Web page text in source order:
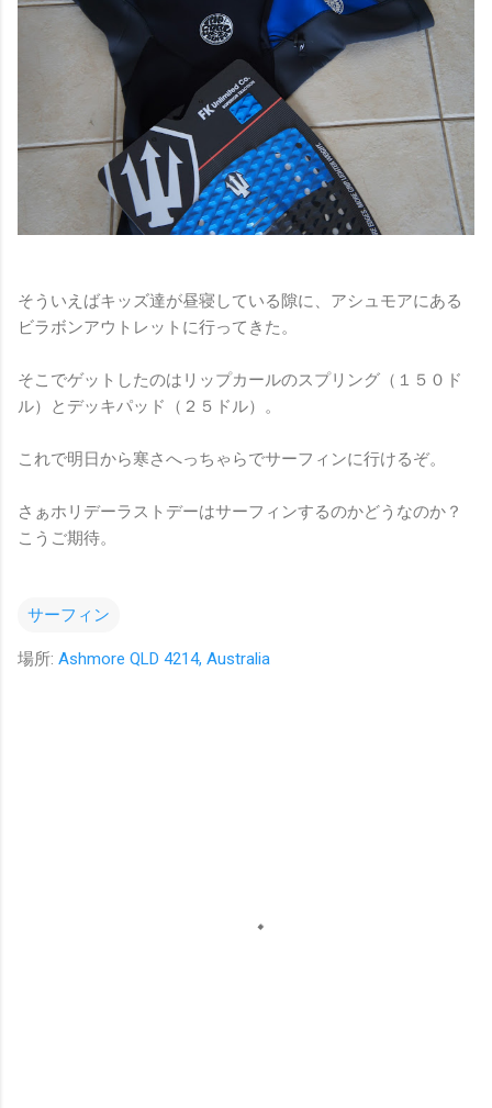
そういえばキッズ達が昼寝している隙に、アシュモアにある
ビラボンアウトレットに行ってきた。
そこでゲットしたのはリップカールのスプリング（１５０ド
ル）とデッキパッド（２５ドル）。
これで明日から寒さへっちゃらでサーフィンに行けるぞ。
さぁホリデーラストデーはサーフィンするのかどうなのか？
こうご期待。
サーフィン
場所: Ashmore QLD 4214, Australia